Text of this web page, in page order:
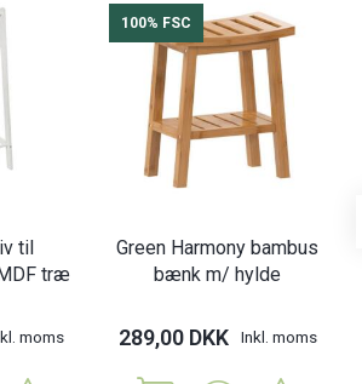
til
træ
moms
100% FSC
Green Harmony bambus
bænk m/ hylde
289,00 DKK Inkl. moms